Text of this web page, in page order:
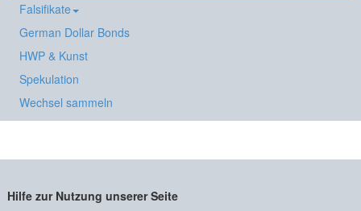
Falsifikate
German Dollar Bonds
HWP & Kunst
Spekulation
Wechsel sammeln
Hilfe zur Nutzung unserer Seite